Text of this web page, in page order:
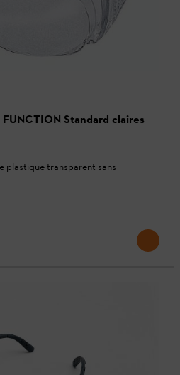
Standard claires
plastique transparent sans